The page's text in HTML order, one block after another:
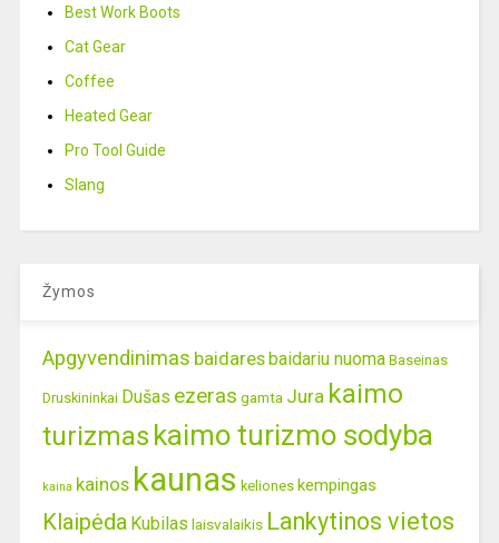
Best Work Boots
Cat Gear
Coffee
Heated Gear
Pro Tool Guide
Slang
Žymos
Apgyvendinimas baidaresbaidariu nuoma Baseinas
Druskininkai Dušas ezeras gamta Jura kaimo
turizmas kaimo turizmo sodyba
kaina kainos kaunas keliones kempingas
Klaipėda Kubilas laisvalaikis Lankytinos vietos